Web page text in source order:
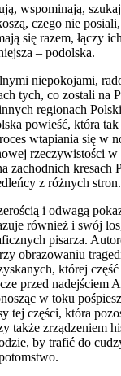
wspominają,
czego nie
się razem, łączy
– podolska.
niepokojami,
tych, co zostali na
regionach
powieść, która
wtapiania się w
rzeczywistości w
zachodnich kresach
z różnych stron.
i odwagą
również i swój
pisarza.
obrazowaniu
której część
przed nadejściem
w toku
tej części, która
także zrządzeniem
by trafić do